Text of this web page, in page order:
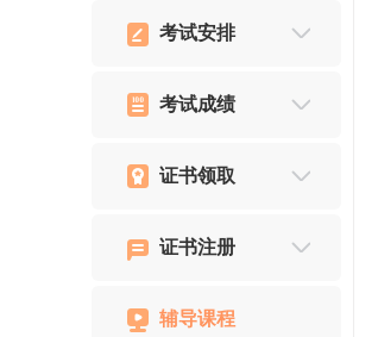
考试安排
考试成绩
证书领取
证书注册
辅导课程